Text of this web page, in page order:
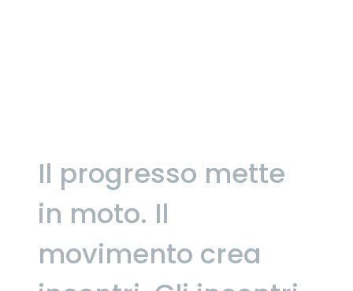
Il progresso mette
in moto. Il
movimento crea